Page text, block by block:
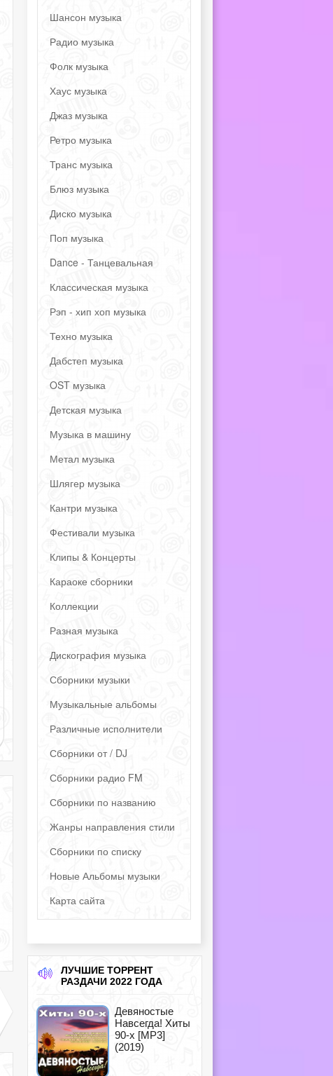
Шансон музыка
Радио музыка
Фолк музыка
Хаус музыка
Джаз музыка
Ретро музыка
Транс музыка
Блюз музыка
Диско музыка
Поп музыка
Dance - Танцевальная
Классическая музыка
Рэп - хип хоп музыка
Техно музыка
Дабстеп музыка
OST музыка
Детская музыка
Музыка в машину
Метал музыка
Шлягер музыка
Кантри музыка
Фестивали музыка
Клипы & Концерты
Караоке сборники
Коллекции
Разная музыка
Дискография музыка
Сборники музыки
Музыкальные альбомы
Различные исполнители
Сборники от / DJ
Сборники радио FM
Сборники по названию
Жанры направления стили
Сборники по списку
Новые Альбомы музыки
Карта сайта
ЛУЧШИЕ ТОРРЕНТ
РАЗДАЧИ 2022 ГОДА
Девяностые
Навсегда! Хиты
90-х [MP3]
(2019)